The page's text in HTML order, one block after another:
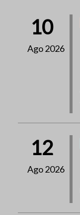
10
Ago 2026
12
Ago 2026